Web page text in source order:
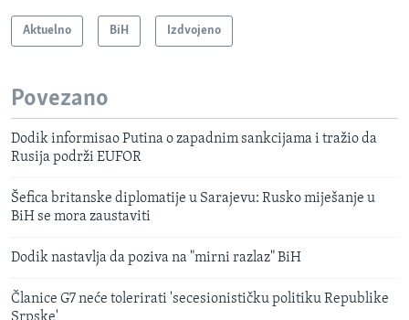
Aktuelno BiH Izdvojeno
Povezano
Dodik informisao Putina o zapadnim sankcijama i tražio da
Rusija podrži EUFOR
Šefica britanske diplomatije u Sarajevu: Rusko miješanje u
BiH se mora zaustaviti
Dodik nastavlja da poziva na "mirni razlaz" BiH
Članice G7 neće tolerirati 'secesionističku politiku Republike